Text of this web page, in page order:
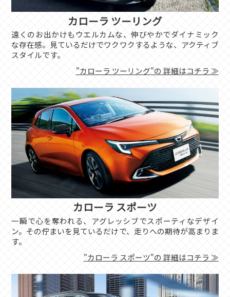
カローラ ツーリング
遠くのお出かけもウエルカムな、伸びやかでダイナミック
な存在感。見ているだけでワクワクするような、アクティブ
スタイルです。
"カローラ ツーリング"の 詳細はコチラ ≫
カローラ スポーツ
一瞬で心を奪われる、アグレッシブでスポーティなデザイ
ン。その佇まいを見ているだけで、走りへの期待が高まりま
す。
"カローラ スポーツ"の 詳細はコチラ ≫